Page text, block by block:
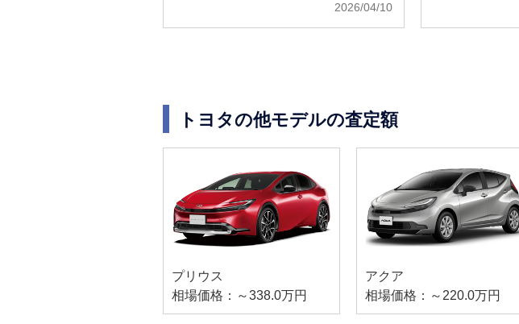
2026/04/10
トヨタの他モデルの査定額
プリウス
相場価格：～338.0万円
アクア
相場価格：～220.0万円